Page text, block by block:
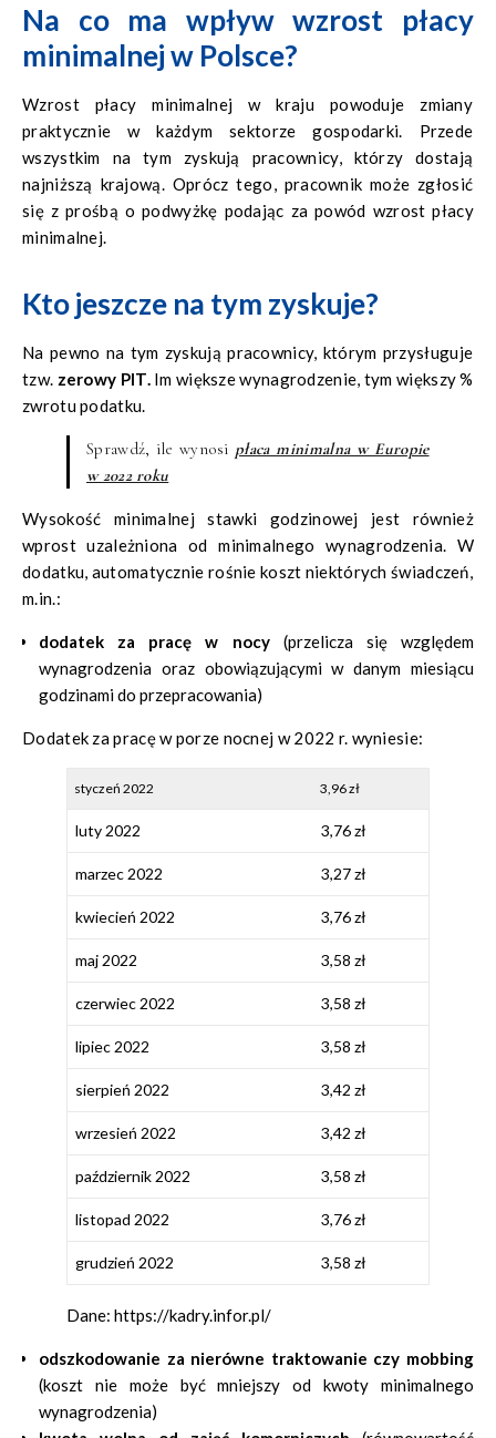
Na co ma wpływ wzrost płacy
minimalnej w Polsce?
Wzrost płacy minimalnej w kraju powoduje zmiany
praktycznie w każdym sektorze gospodarki. Przede
wszystkim na tym zyskują pracownicy, którzy dostają
najniższą krajową. Oprócz tego, pracownik może zgłosić
się z prośbą o podwyżkę podając za powód wzrost płacy
minimalnej.
Kto jeszcze na tym zyskuje?
Na pewno na tym zyskują pracownicy, którym przysługuje
tzw. zerowy PIT.Im większe wynagrodzenie, tym większy %
zwrotu podatku.
Sprawdź, ile wynosi płaca minimalna w Europie
w 2022 roku
Wysokość minimalnej stawki godzinowej jest również
wprost uzależniona od minimalnego wynagrodzenia. W
dodatku, automatycznie rośnie koszt niektórych świadczeń,
m.in.:
dodatek za pracę w nocy (przelicza się względem
wynagrodzenia oraz obowiązującymi w danym miesiącu
godzinami do przepracowania)
Dodatek za pracę w porze nocnej w 2022 r. wyniesie:
styczeń 2022 3,96 zł
luty 2022 3,76 zł
marzec 2022 3,27 zł
kwiecień 2022 3,76 zł
maj 2022 3,58 zł
czerwiec 2022 3,58 zł
lipiec 2022 3,58 zł
sierpień 2022 3,42 zł
wrzesień 2022 3,42 zł
październik 2022 3,58 zł
listopad 2022 3,76 zł
grudzień 2022 3,58 zł
Dane: https://kadry.infor.pl/
odszkodowanie za nierówne traktowanie czy mobbing
(koszt nie może być mniejszy od kwoty minimalnego
wynagrodzenia)